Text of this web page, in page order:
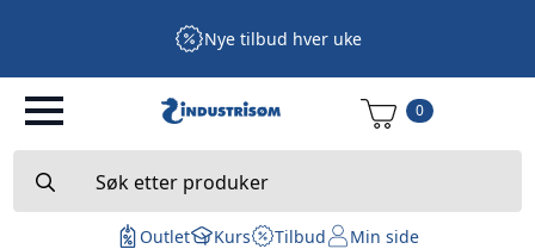
Nye tilbud hver uke
0
for:
Outlet Kurs Tilbud Min side